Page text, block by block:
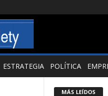
ESTRATEGIA POLÍTICA
MÁS LEÍDOS